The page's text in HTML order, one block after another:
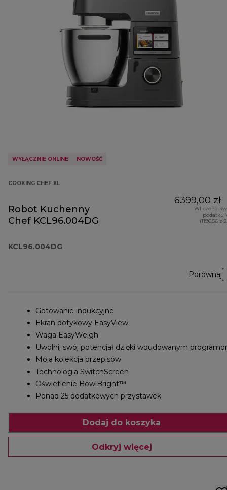
WYŁĄCZNIE ONLINE NOWOŚĆ
COOKING CHEF XL
Robot Kuchenny
Chef KCL96.004DG
KCL96.004DG
6399,00 zł
Wliczona
podatku
(1196,56
Porównaj
Gotowanie indukcyjne
Ekran dotykowy EasyView
Waga EasyWeigh
Uwolnij swój potencjał dzięki wbudowanym
Moja kolekcja przepisów
Technologia SwitchScreen
Oświetlenie BowlBright™
Ponad 25 dodatkowych przystawek
Dodaj do koszyka
Odkryj więcej